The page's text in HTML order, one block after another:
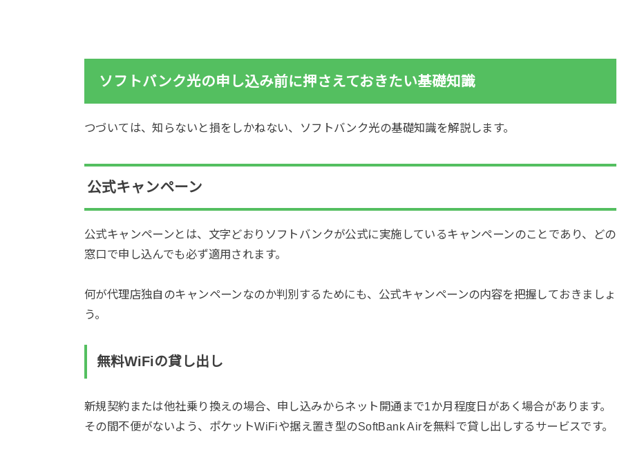
ソフトバンク光の申し込み前に押さえておきたい基礎知識
つづいては、知らないと損をしかねない、ソフトバンク光の基礎知識を解説します。
公式キャンペーン
公式キャンペーンとは、文字どおりソフトバンクが公式に実施しているキャンペーンのことであり、どの
窓口で申し込んでも必ず適用されます。
何が代理店独自のキャンペーンなのか判別するためにも、公式キャンペーンの内容を把握しておきましょ
う。
無料WiFiの貸し出し
新規契約または他社乗り換えの場合、申し込みからネット開通まで1か月程度日があく場合があります。
その間不便がないよう、ポケットWiFiや据え置き型のSoftBank Airを無料で貸し出しするサービスです。